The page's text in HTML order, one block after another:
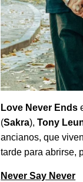
Love Never Ends
(Sakra),Tony
ancianos, que
tarde para abrirse,
Never Say Never